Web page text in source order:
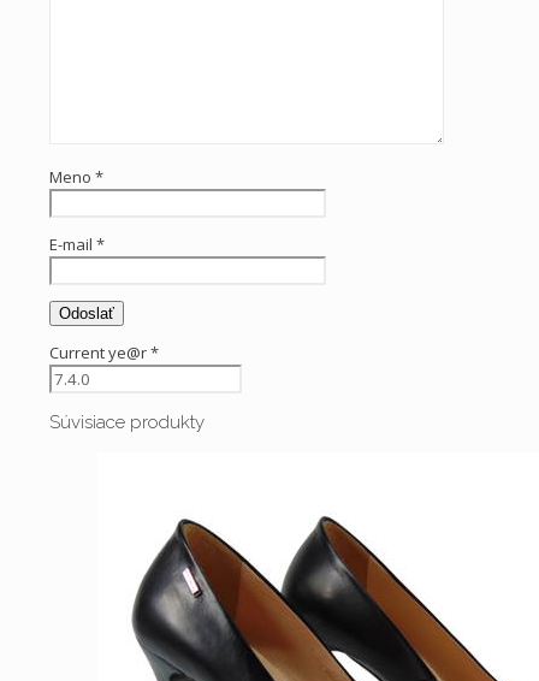
Meno *
E-mail *
Current ye@r*
Súvisiace produkty